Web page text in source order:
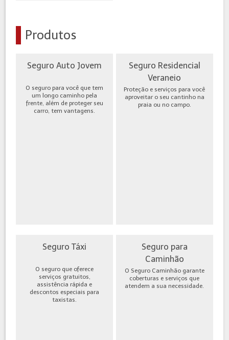
Produtos
Seguro Auto Jovem
O seguro para você que tem
um longo caminho pela
frente, além de proteger seu
carro, tem vantagens.
Seguro Residencial
Veraneio
Proteção e serviços para você
aproveitar o seu cantinho na
praia ou no campo.
Seguro Táxi
O seguro que oferece
serviços gratuitos,
assistência rápida e
descontos especiais para
taxistas.
Seguro para
Caminhão
O Seguro Caminhão garante
coberturas e serviços que
atendem a sua necessidade.